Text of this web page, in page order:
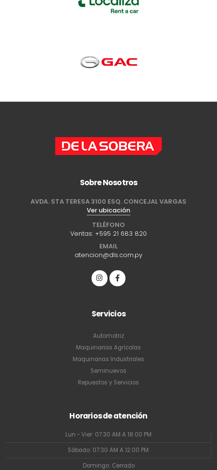
Sobre Nosotros
AVDA. STA TERESA 3100 ESQ. CONCEJAL VARGAS
Ver ubicación
TELÉFONO
Ventas: +595 21 683 820
EMAIL
atencion@dls.com.py
Servicios
Automotriz
Maquinarias Agrícolas
Maquinarias Industriales
Seminuevos
Repuestos y Servicios
Horarios de atención
Lun - Vier: 07:30 AM A 18:00 PM
Sábado: 07:30 AM A 12:00 PM
Domingo: Cerrado